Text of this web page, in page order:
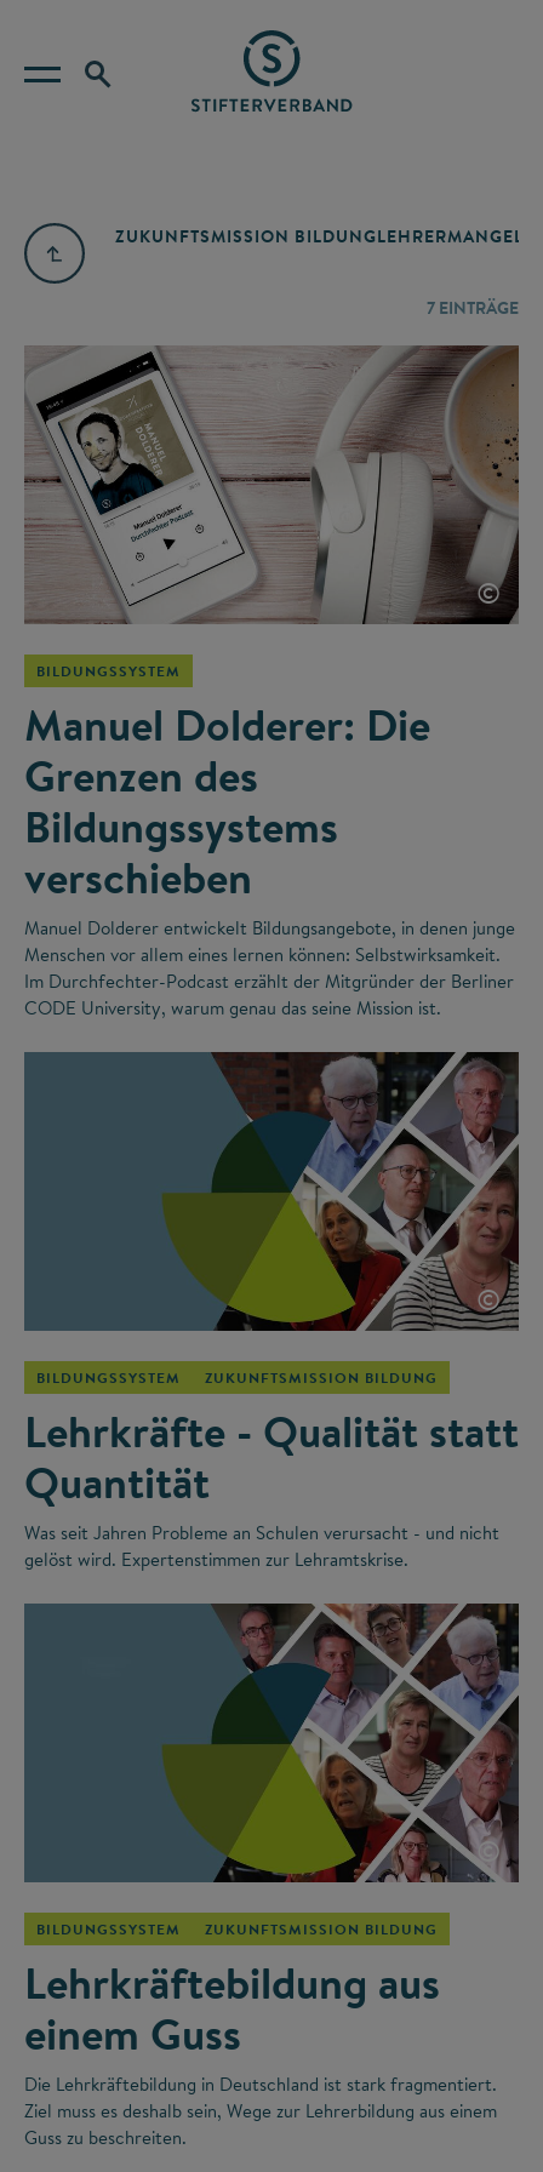
ZUKUNFTSMISSION BILDUNGLEHRERMANGEL
7 EINTRÄGE
©
BILDUNGSSYSTEM
Manuel Dolderer: Die
Grenzen des
Bildungssystems
verschieben
Manuel Dolderer entwickelt Bildungsangebote, in denen junge
Menschen vor allem eines lernen können: Selbstwirksamkeit.
Im Durchfechter-Podcast erzählt der Mitgründer der Berliner
CODE University, warum genau das seine Mission ist.
©
BILDUNGSSYSTEM ZUKUNFTSMISSION BILDUNG
Lehrkräfte - Qualität statt
Quantität
Was seit Jahren Probleme an Schulen verursacht - und nicht
gelöst wird. Expertenstimmen zur Lehramtskrise.
©
BILDUNGSSYSTEM ZUKUNFTSMISSION BILDUNG
Lehrkräftebildung aus
einem Guss
Die Lehrkräftebildung in Deutschland ist stark fragmentiert.
Ziel muss es deshalb sein, Wege zur Lehrerbildung aus einem
Guss zu beschreiten.